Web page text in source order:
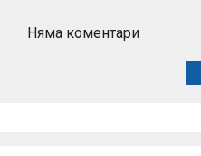
Няма коментари